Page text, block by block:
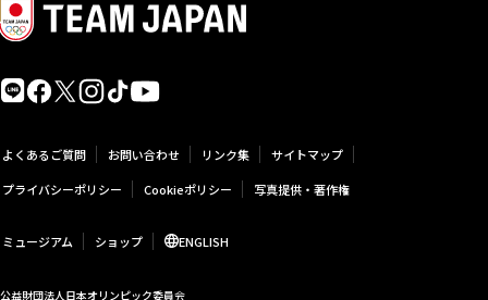
よくあるご質問 お問い合わせ リンク集
サイトマップ
プライバシーポリシー
Cookieポリシー 写真提供・著作権
ミュージアム ショップ ENGLISH
公益財団法人日本オリンピック委員会